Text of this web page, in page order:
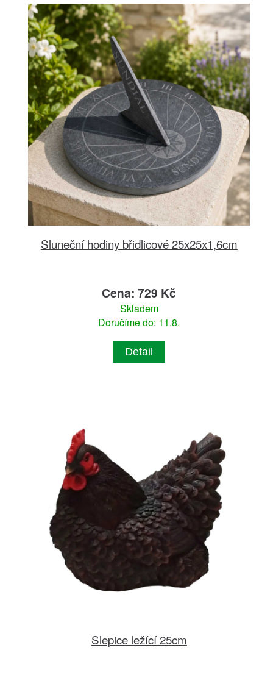
Sluneční hodiny břidlicové 25x25x1,6cm
Cena: 729 Kč
Skladem
Doručíme do: 11.8.
Detail
Slepice ležící 25cm